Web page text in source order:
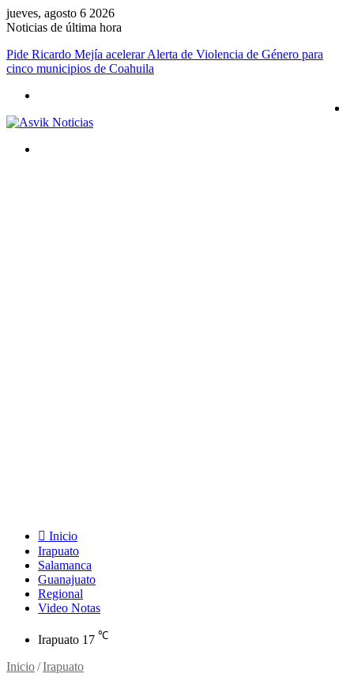
jueves, agosto 6 2026
Noticias de última hora
Pide Ricardo Mejía acelerar Alerta de Violencia de Género para
cinco municipios de Coahuila
Inicio
Irapuato
Salamanca
Guanajuato
Regional
Video Notas
Irapuato 17 ℃
Inicio/Irapuato